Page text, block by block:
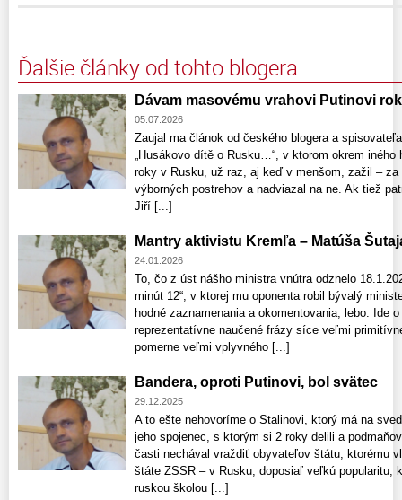
Ďalšie články od tohto blogera
Dávam masovému vrahovi Putinovi
05.07.2026
Zaujal ma článok od českého blogera a
„Husákovo dítě o Rusku…“, v ktorom okrem
roky v Rusku, už raz, aj keď v menšom, zažil –
výborných postrehov a nadviazal na ne. Ak tiež
Jiří [...]
Mantry aktivistu Kremľa – Matúša
24.01.2026
To, čo z úst nášho ministra vnútra odznelo
minút 12“, v ktorej mu oponenta robil bývalý
hodné zaznamenania a okomentovania, lebo: Ide
reprezentatívne naučené frázy síce veľmi
pomerne veľmi vplyvného [...]
Bandera, oproti Putinovi, bol svätec
29.12.2025
A to ešte nehovoríme o Stalinovi, ktorý má na
jeho spojenec, s ktorým si 2 roky delili a
časti nechával vraždiť obyvateľov štátu, ktorému
štáte ZSSR – v Rusku, doposiaľ veľkú popularitu,
ruskou školou [...]